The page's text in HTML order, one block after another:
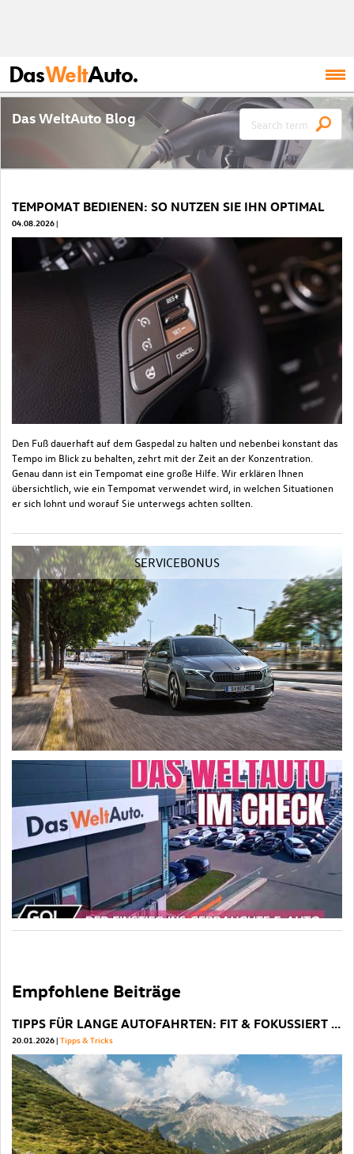
DasWeltAuto.
Das WeltAuto Blog
TEMPOMAT BEDIENEN: SO NUTZEN SIE IHN OPTIMAL
04.08.2026
Den Fuß dauerhaft auf dem Gaspedal zu halten und nebenbei konstant das
Tempo im Blick zu behalten, zehrt mit der Zeit an der Konzentration.
Genau dann ist ein Tempomat eine große Hilfe. Wir erklären Ihnen
übersichtlich, wie ein Tempomat verwendet wird, in welchen Situationen
er sich lohnt und worauf Sie unterwegs achten sollten.
SERVICEBONUS
Empfohlene Beiträge
TIPPS FÜR LANGE AUTOFAHRTEN: FIT & FOKUSSIERT ANS ZIEL
20.01.2026 Tipps & Tricks